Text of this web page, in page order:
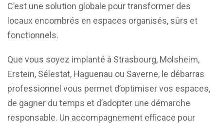
C’est une solution globale pour transformer des
locaux encombrés en espaces organisés, sûrs et
fonctionnels.
Que vous soyez implanté à Strasbourg, Molsheim,
Erstein, Sélestat, Haguenau ou Saverne, le débarras
professionnel vous permet d’optimiser vos espaces,
de gagner du temps et d’adopter une démarche
responsable. Un accompagnement efficace pour